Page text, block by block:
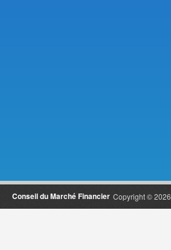
Copyright © 2026
Conseil du Marché Financier